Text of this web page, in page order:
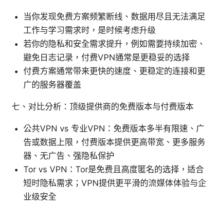
当你发现免费方案频繁断线、数据用尽且无法满足
工作与学习需求时，是时候考虑升级
若你的隐私和安全需求提升，例如需要持续加密、
避免日志记录，付费VPN通常是更稳妥的选择
付费方案通常带来更快的速度、更稳定的连接和更
广的服务器覆盖
七、对比分析：顶级提供商的免费版本与付费版本
公共VPN vs 专业VPN：免费版本多半有限速、广
告或数据上限，付费版本提供更高带宽、更多服务
器、无广告、强隐私保护
Tor vs VPN：Tor是免费且高度匿名的选择，适合
短时隐私需求；VPN提供更平滑的流媒体体验与企
业级安全